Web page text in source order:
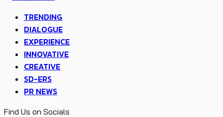
TRENDING
DIALOGUE
EXPERIENCE
INNOVATIVE
CREATIVE
SD-ERS
PR NEWS
Find Us on Socials